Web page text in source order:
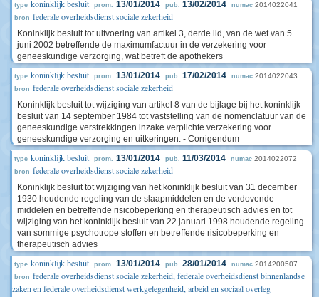
type koninklijk besluit prom. 13/01/2014 pub. 13/02/2014 numac 2014022041
bron federale overheidsdienst sociale zekerheid
Koninklijk besluit tot uitvoering van artikel 3, derde lid, van de wet van 5
juni 2002 betreffende de maximumfactuur in de verzekering voor
geneeskundige verzorging, wat betreft de apothekers
type koninklijk besluit prom. 13/01/2014 pub. 17/02/2014 numac 2014022043
bron federale overheidsdienst sociale zekerheid
Koninklijk besluit tot wijziging van artikel 8 van de bijlage bij het koninklijk
besluit van 14 september 1984 tot vaststelling van de nomenclatuur van de
geneeskundige verstrekkingen inzake verplichte verzekering voor
geneeskundige verzorging en uitkeringen. - Corrigendum
type koninklijk besluit prom. 13/01/2014 pub. 11/03/2014 numac 2014022072
bron federale overheidsdienst sociale zekerheid
Koninklijk besluit tot wijziging van het koninklijk besluit van 31 december
1930 houdende regeling van de slaapmiddelen en de verdovende
middelen en betreffende risicobeperking en therapeutisch advies en tot
wijziging van het koninklijk besluit van 22 januari 1998 houdende regeling
van sommige psychotrope stoffen en betreffende risicobeperking en
therapeutisch advies
type koninklijk besluit prom. 13/01/2014 pub. 28/01/2014 numac 2014200507
bron federale overheidsdienst sociale zekerheid, federale overheidsdienst binnenlandse
zaken en federale overheidsdienst werkgelegenheid, arbeid en sociaal overleg